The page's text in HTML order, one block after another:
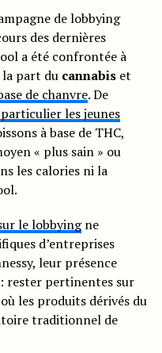
de lobbying
des dernières
a été confrontée à
la part du cannabiset
de chanvre. De
les jeunes
à base de THC,
« plus sain » ou
les calories ni la
le lobbyingne
d’entreprises
leur présence
rester pertinentes sur
les produits dérivés du
traditionnel de